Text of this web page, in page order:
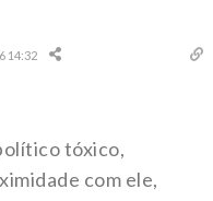
14:32
tóxico,
com ele,